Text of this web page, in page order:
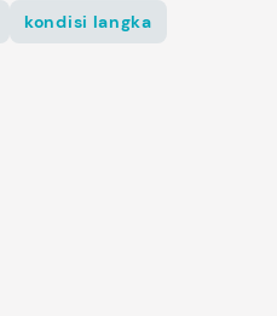
kondisi langka